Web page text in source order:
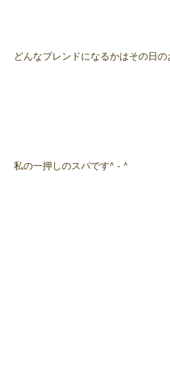
どんなブレンドになるかはその日
私の一押しのスパです^ - ^